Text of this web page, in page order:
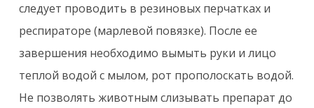
следует проводить в резиновых перчатках и
респираторе (марлевой повязке). После ее
завершения необходимо вымыть руки и лицо
теплой водой с мылом, рот прополоскать водой.
Не позволять животным слизывать препарат до